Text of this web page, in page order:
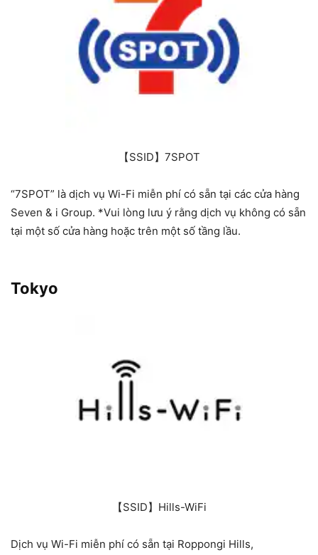
【SSID】7SPOT
“7SPOT” là dịch vụ Wi-Fi miễn phí có sẵn tại các cửa hàng
Seven & i Group. *Vui lòng lưu ý rằng dịch vụ không có sẵn
tại một số cửa hàng hoặc trên một số tầng lầu.
Tokyo
【SSID】Hills-WiFi
Dịch vụ Wi-Fi miễn phí có sẵn tại Roppongi Hills,